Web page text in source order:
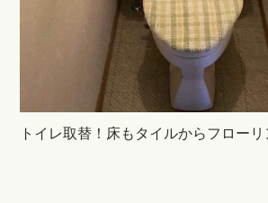
トイレ取替！床もタイルからフローリ